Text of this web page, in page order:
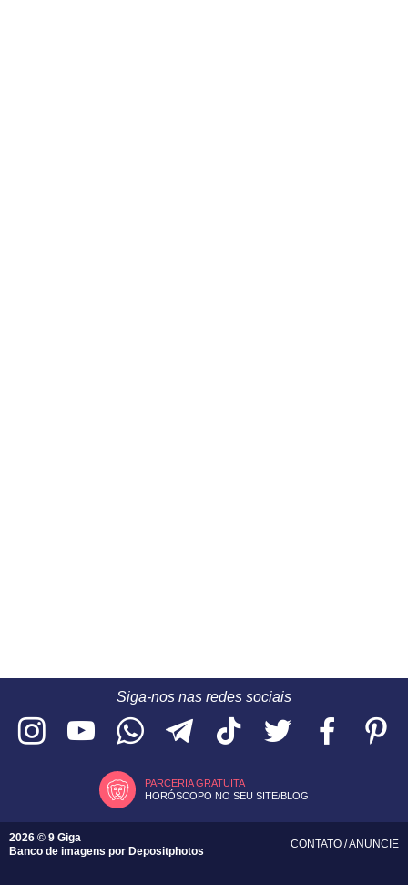
Siga-nos nas redes sociais
PARCERIA GRATUITA
HORÓSCOPO NO SEU SITE/BLOG
2026 © 9 Giga
Banco de imagens por Depositphotos
CONTATO /ANUNCIE